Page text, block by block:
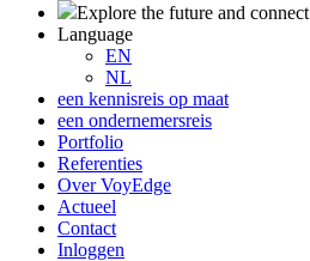
Explore the future and connect
Language
EN
NL
een kennisreis op maat
een ondernemersreis
Portfolio
Referenties
Over VoyEdge
Actueel
Contact
Inloggen